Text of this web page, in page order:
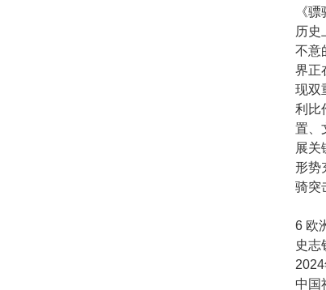
《
历史
不意
界正
现双
利比
置、
展关
形势
骑突
6 欧
史志
2024
中国